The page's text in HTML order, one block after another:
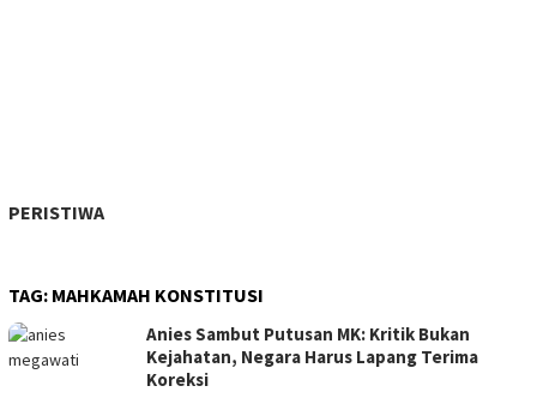
PERISTIWA
TAG: MAHKAMAH KONSTITUSI
Anies Sambut Putusan MK: Kritik Bukan
Kejahatan, Negara Harus Lapang Terima
Koreksi